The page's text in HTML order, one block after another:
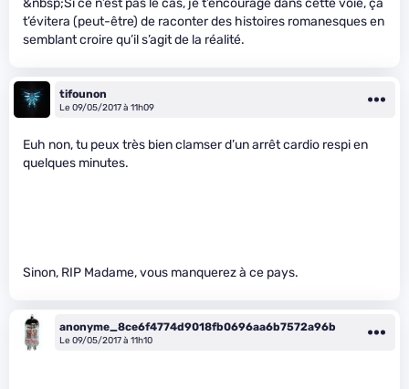
&nbsp;Si ce n’est pas le cas, je t’encourage dans cette voie, ça
t’évitera (peut-être) de raconter des histoires romanesques en
semblant croire qu’il s’agit de la réalité.
tifounon
Le 09/05/2017 à 11h09
Euh non, tu peux très bien clamser d’un arrêt cardio respi en
quelques minutes.
Sinon, RIP Madame, vous manquerez à ce pays.
anonyme_8ce6f4774d9018fb0696aa6b7572a96b
Le 09/05/2017 à 11h10